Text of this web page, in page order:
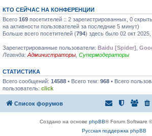
КТО СЕЙЧАС НА КОНФЕРЕНЦИИ
Всего 169 посетителей :: 2 зарегистрированных, 0
на активности пользователей за последние 5 минут)
Больше всего посетителей (794) здесь было 02 окт
Зарегистрированные пользователи: Baidu [Spider]
Легенда: Администраторы Супермодераторы
СТАТИСТИКА
Всего сообщений: 14588 • Всего тем: 968 • Всего
пользователь: click
Список форумов
Создано на основе phpBB® Forum Software
Русская поддержка phpBB